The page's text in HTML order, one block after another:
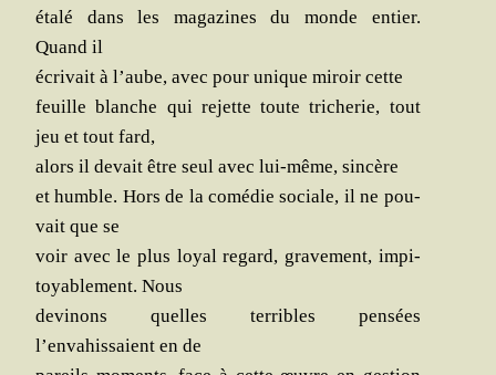
éta­lé dans les maga­zines du monde entier.
Quand il
écri­vait à l’aube, avec pour unique miroir cette
feuille blanche qui rejette toute tri­che­rie, tout
jeu et tout fard,
alors il devait être seul avec lui-même, sincère
et humble. Hors de la comé­die sociale, il ne pou­
vait que se
voir avec le plus loyal regard, gra­ve­ment, impi­
toya­ble­ment. Nous
devi­nons quelles ter­ribles pen­sées
l’envahissaient en de